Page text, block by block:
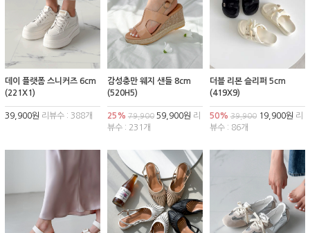
데이 플랫폼 스니커즈 6cm
(221X1)
39,900원 리뷰수 : 388개
감성충만 웨지 샌들 8cm
(520H5)
25% 79,90059,900원 리
뷰수 : 231개
더블 리본 슬리퍼 5cm
(419X9)
50% 39,90019,900원 리
뷰수 : 86개